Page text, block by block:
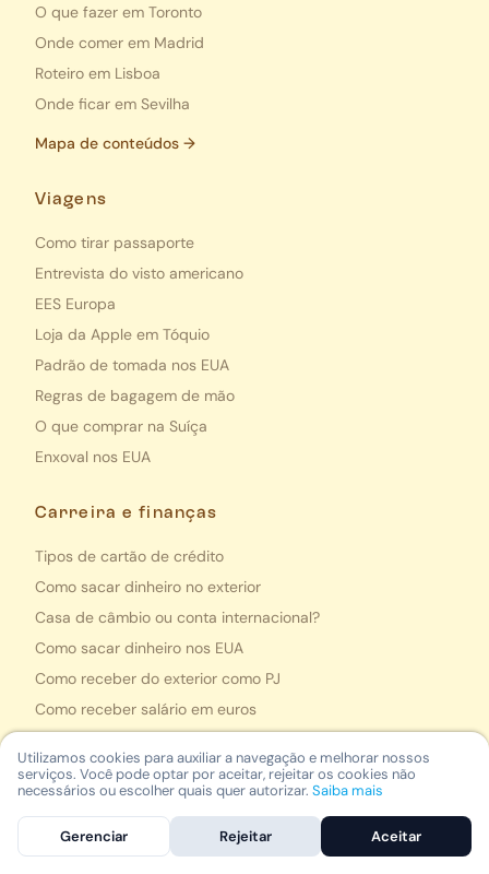
O que fazer em Toronto
Onde comer em Madrid
Roteiro em Lisboa
Onde ficar em Sevilha
Mapa de conteúdos →
Viagens
Como tirar passaporte
Entrevista do visto americano
EES Europa
Loja da Apple em Tóquio
Padrão de tomada nos EUA
Regras de bagagem de mão
O que comprar na Suíça
Enxoval nos EUA
Carreira e finanças
Tipos de cartão de crédito
Como sacar dinheiro no exterior
Casa de câmbio ou conta internacional?
Como sacar dinheiro nos EUA
Como receber do exterior como PJ
Como receber salário em euros
Sites para ganhar em dólar
Mais lidas
Utilizamos cookies para auxiliar a navegação e melhorar nossos
serviços. Você pode optar por aceitar, rejeitar os cookies não
necessários ou escolher quais quer autorizar. Saiba mais
Gerenciar Rejeitar Aceitar